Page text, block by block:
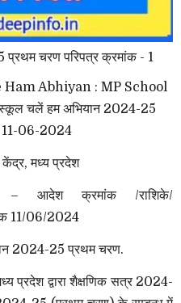
चरण परिपत्र क्रमांक - 1
Abhiyan : MP School
चलें हम अभियान 2024-25
11-06-2024
केंद्र, मध्य प्रदेश
– आदेश क्रमांक /राशिके/
11/06/2024
2024-25 प्रथम चरण.
प्रदेशद्वारा शैक्षणिक सत्र 2024-